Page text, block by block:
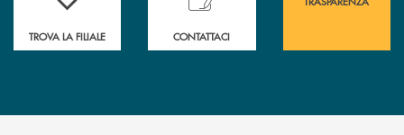
TROVA LA FILIALE CONTATTACI